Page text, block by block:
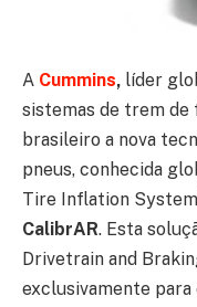
A Cummins, líder
sistemas de trem de
brasileiro a nova
pneus, conhecida
Tire Inflation
CalibrAR. Esta
Drivetrain and
exclusivamente